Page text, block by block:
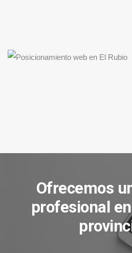
Ofrecemos
profesional